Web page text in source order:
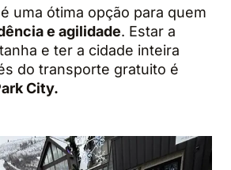
é uma ótima opção para quem
e agilidade. Estar a
e ter a cidade inteira
do transporte gratuito é
City.